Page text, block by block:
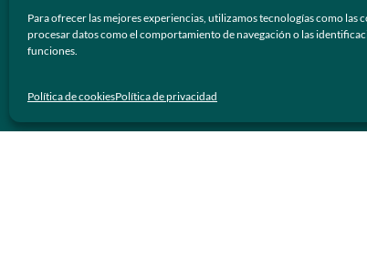
Para ofrecer las mejores experiencias, utilizamos tecnologías como
procesar datos como el comportamiento de navegación o las
funciones.
Política de cookiesPolítica de privacidad
ópticos y lentes de sol de calidad y
prestigio a los negocios ópticos en